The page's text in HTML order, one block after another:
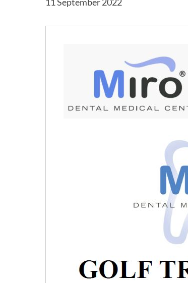
Hit enter to search or ESC to close